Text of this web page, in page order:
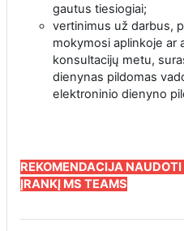
gautus tiesiogiai;
vertinimus už darbus,
mokymosi aplinkoje ar
konsultacijų metu,
dienynas pildomas
elektroninio dienyno
REKOMENDACIJA
ĮRANKĮ MS TEAMS